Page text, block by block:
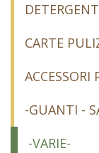
CARTE
ACCESSORI
-GUANTI -
-VARIE-